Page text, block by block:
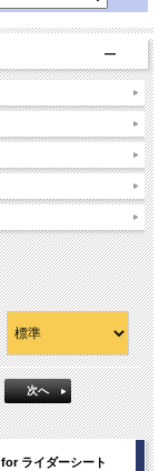
次へ
ライダーシート